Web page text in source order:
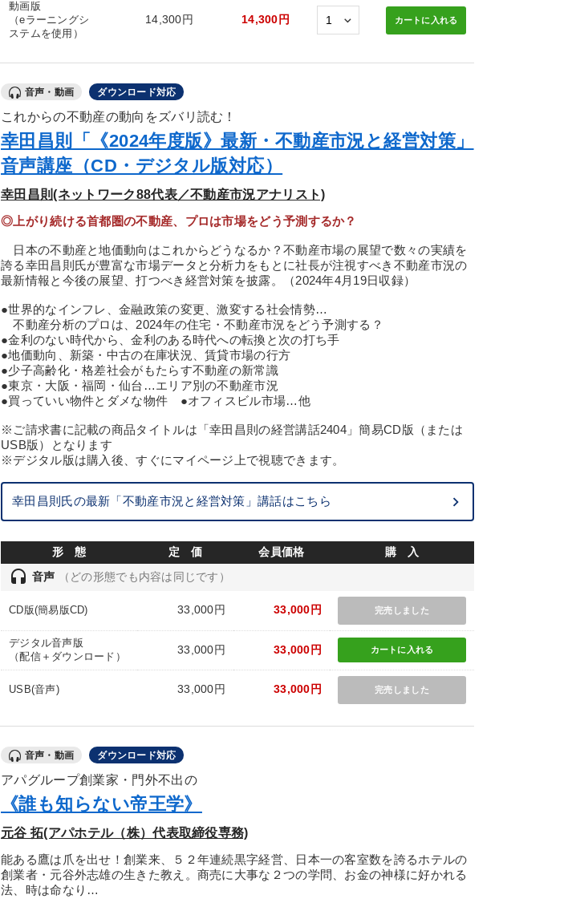
動画版
（eラーニングシ
ステムを使用）
14,300円 14,300円 カートに 入れる
音声・動画 ダウンロード対応
これからの不動産の動向をズバリ読む！
幸田昌則「《2024年度版》最新・不動産市況と経営対策」
音声講座（CD・デジタル版対応）
幸田昌則(ネットワーク88代表／不動産市況アナリスト)
◎上がり続ける首都圏の不動産、プロは市場をどう予測するか？
日本の不動産と地価動向はこれからどうなるか？不動産市場の展望で数々の実績を
誇る幸田昌則氏が豊富な市場データと分析力をもとに社長が注視すべき不動産市況の
最新情報と今後の展望、打つべき経営対策を披露。（2024年4月19日収録）
●世界的なインフレ、金融政策の変更、激変する社会情勢…
不動産分析のプロは、2024年の住宅・不動産市況をどう予測する？
●金利のない時代から、金利のある時代への転換と次の打ち手
●地価動向、新築・中古の在庫状況、賃貸市場の行方
●少子高齢化・格差社会がもたらす不動産の新常識
●東京・大阪・福岡・仙台…エリア別の不動産市況
●買っていい物件とダメな物件 ●オフィスビル市場…他
※ご請求書に記載の商品タイトルは「幸田昌則の経営講話2404」簡易CD版（または
USB版）となります
※デジタル版は購入後、すぐにマイページ上で視聴できます。
幸田昌則氏の最新「不動産市況と経営対策」講話はこちら
形 態 定 価 会員価格 購 入
headset 音声 （どの形態でも内容は同じです）
CD版(簡易版CD) 33,000円 33,000円 完売しました
デジタル音声版
（配信＋ダウンロード）
33,000円 33,000円 カートに 入れる
USB(音声) 33,000円 33,000円 完売しました
音声・動画 ダウンロード対応
アパグループ創業家・門外不出の
《誰も知らない帝王学》
元谷 拓(アパホテル（株）代表取締役専務)
能ある鷹は爪を出せ！創業来、５２年連続黒字経営、日本一の客室数を誇るホテルの
創業者・元谷外志雄の生きた教え。商売に大事な２つの学問、お金の神様に好かれる
法、時は命なり…